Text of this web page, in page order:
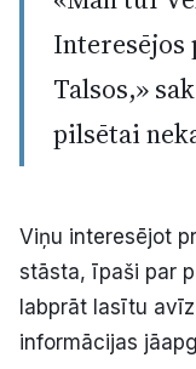
Interesējos
Talsos,»
pilsētai
Viņu interesējot
stāsta, īpaši par
labprāt lasītu
informācijas